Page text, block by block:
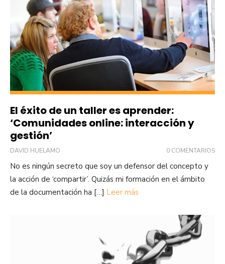
El éxito de un taller es aprender:
‘Comunidades online: interacción y
gestión’
DAVID HUELAMO 0 COMENTARIOS
No es ningún secreto que soy un defensor del concepto y
la acción de ‘compartir’. Quizás mi formación en el ámbito
de la documentación ha […] Leer más